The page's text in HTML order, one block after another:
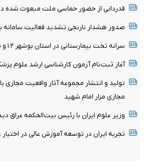
قدردانی از حضور حماسی ملت مبعوث شده در
صدور هشدار نارنجی تشدید فعالیت سامانه
سرانه تخت بیمارستانی در استان بوشهر ۱.۲ و میانگین کشوری ۱.۷۵ است
آغاز ثبت‌نام‌ آزمون کارشناسی ارشد علوم
تولید و انتشار مجموعه آثار واقعیت مجازی
مجازی مزار امام شهید
وزیر علوم ایران با رئیس بیت‌الحکمه عراق
تجربه ایران در توسعه آموزش عالی در اختیار